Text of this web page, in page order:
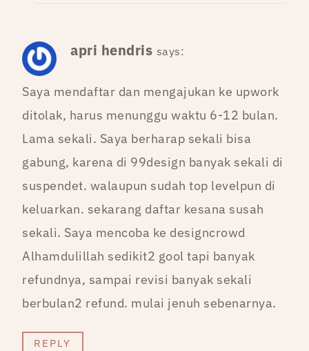
apri hendris says:
Saya mendaftar dan mengajukan ke upwork
ditolak, harus menunggu waktu 6-12 bulan.
Lama sekali. Saya berharap sekali bisa
gabung, karena di 99design banyak sekali di
suspendet. walaupun sudah top levelpun di
keluarkan. sekarang daftar kesana susah
sekali. Saya mencoba ke designcrowd
Alhamdulillah sedikit2 gool tapi banyak
refundnya, sampai revisi banyak sekali
berbulan2 refund. mulai jenuh sebenarnya.
REPLY